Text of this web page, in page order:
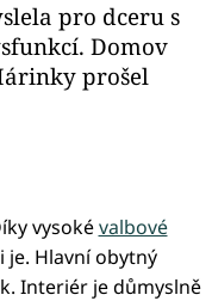
pro dceru s
Domov
prošel
vysokévalbové
Hlavní obytný
Interiér je důmyslně